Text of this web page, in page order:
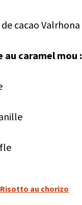
cacao Valrhona
au caramel mou :
Risotto au chorizo